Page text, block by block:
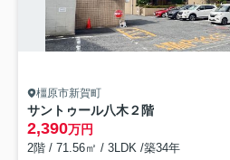
橿原市新賀町
サントゥール八木２階
2,390万円
2階 / 71.56㎡ / 3LDK /築34年